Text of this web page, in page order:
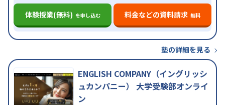
体験授業(無料) を申し込む 料金などの資料請求 無料
塾の詳細を見る
ENGLISH COMPANY（イングリッシ
ュカンパニー） 大学受験部オンライ
ン